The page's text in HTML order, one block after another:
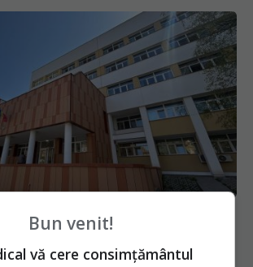
curent afectează activitatea
la Sibiu
Bun venit!
vă cere consimțământul